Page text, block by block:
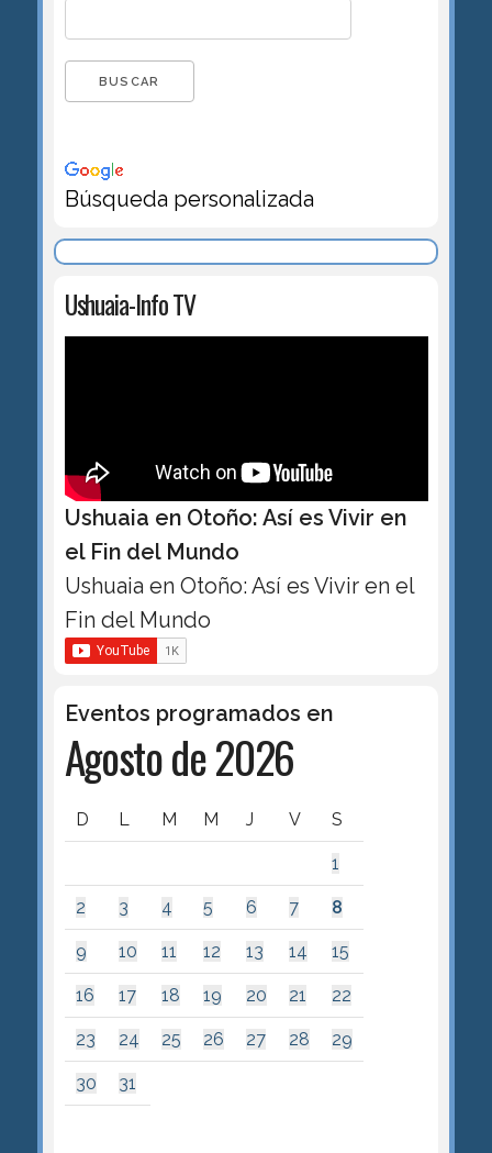
Búsqueda personalizada
Ushuaia-Info TV
Ushuaia en Otoño: Así es Vivir en
el Fin del Mundo
Ushuaia en Otoño: Así es Vivir en el
Fin del Mundo
Eventos programados en
Agosto de 2026
D L M M J V S
1
2 3 4 5 6 7 8
9 10 11 12 13 14 15
16 17 18 19 20 21 22
23 24 25 26 27 28 29
30 31